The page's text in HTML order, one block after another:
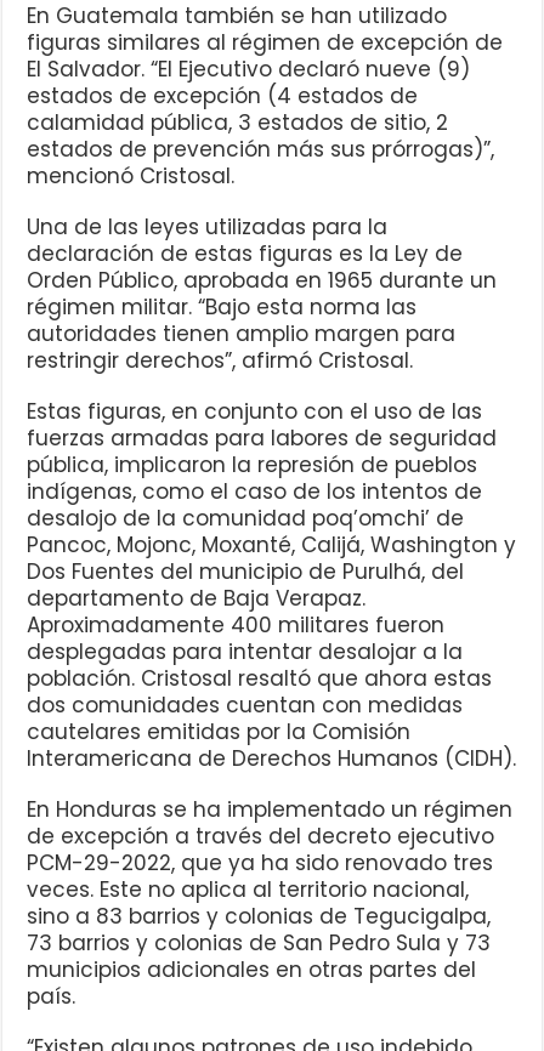
En Guatemala también se han utilizado
figuras similares al régimen de excepción de
El Salvador. “El Ejecutivo declaró nueve (9)
estados de excepción (4 estados de
calamidad pública, 3 estados de sitio, 2
estados de prevención más sus prórrogas)”,
mencionó Cristosal.
Una de las leyes utilizadas para la
declaración de estas figuras es la Ley de
Orden Público, aprobada en 1965 durante un
régimen militar. “Bajo esta norma las
autoridades tienen amplio margen para
restringir derechos”, afirmó Cristosal.
Estas figuras, en conjunto con el uso de las
fuerzas armadas para labores de seguridad
pública, implicaron la represión de pueblos
indígenas, como el caso de los intentos de
desalojo de la comunidad poq’omchi’ de
Pancoc, Mojonc, Moxanté, Calijá, Washington y
Dos Fuentes del municipio de Purulhá, del
departamento de Baja Verapaz.
Aproximadamente 400 militares fueron
desplegadas para intentar desalojar a la
población. Cristosal resaltó que ahora estas
dos comunidades cuentan con medidas
cautelares emitidas por la Comisión
Interamericana de Derechos Humanos (CIDH).
En Honduras se ha implementado un régimen
de excepción a través del decreto ejecutivo
PCM-29-2022, que ya ha sido renovado tres
veces. Este no aplica al territorio nacional,
sino a 83 barrios y colonias de Tegucigalpa,
73 barrios y colonias de San Pedro Sula y 73
municipios adicionales en otras partes del
país.